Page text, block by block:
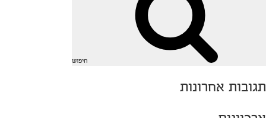
חיפוש
תגובות אחרונות